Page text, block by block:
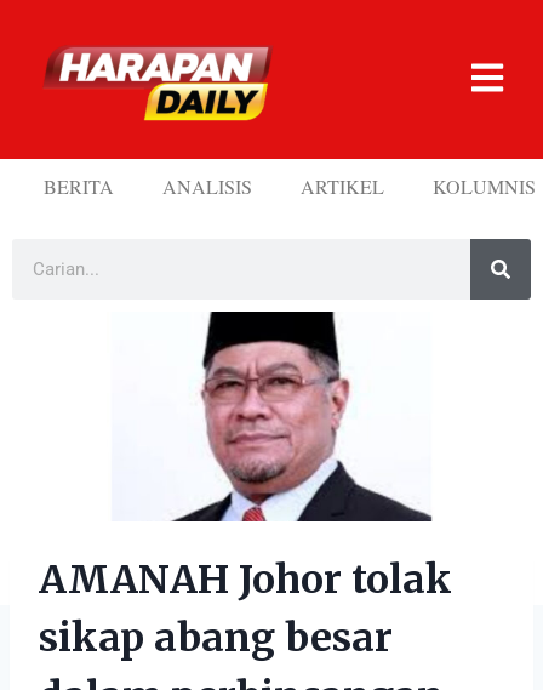
BERITA ANALISIS ARTIKEL KOLUMNIS
AMANAH Johor tolak
sikap abang besar